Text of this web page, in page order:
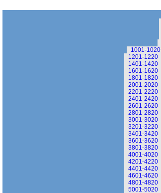
1001-1020
1201-1220
1401-1420
1601-1620
1801-1820
2001-2020
2201-2220
2401-2420
2601-2620
2801-2820
3001-3020
3201-3220
3401-3420
3601-3620
3801-3820
4001-4020
4201-4220
4401-4420
4601-4620
4801-4820
5001-5020